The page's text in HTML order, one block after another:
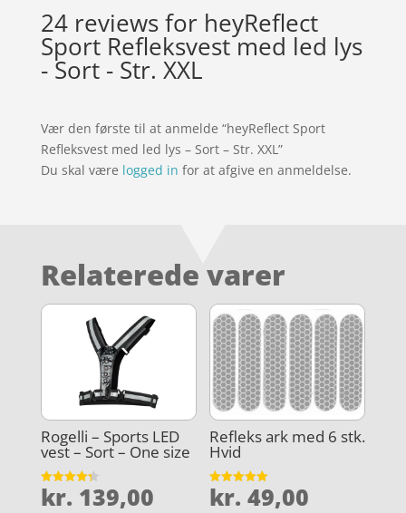
24 reviews for heyReflect
Sport Refleksvest med led lys
- Sort - Str. XXL
Vær den første til at anmelde “heyReflect Sport
Refleksvest med led lys – Sort – Str. XXL”
Du skal være logged in for at afgive en anmeldelse.
Relaterede varer
Rogelli – Sports LED
vest – Sort – One size
Vurderet
4.3
kr. 139,00
Refleks ark med 6 stk.
Hvid
Vurderet
5
kr. 49,00